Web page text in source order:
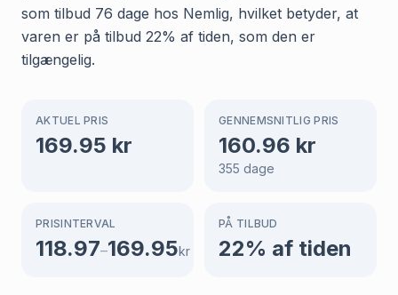
som tilbud 76 dage hos Nemlig, hvilket betyder, at
varen er på tilbud 22% af tiden, som den er
tilgængelig.
AKTUEL PRIS
169.95 kr
GENNEMSNITLIG PRIS
160.96 kr
355 dage
PRISINTERVAL
118.97–169.95kr
PÅ TILBUD
22% af tiden